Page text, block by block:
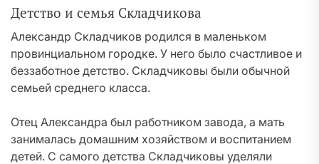
Детство и семья Складчикова
Александр Складчиков родился в маленьком
провинциальном городке. У него было счастливое и
беззаботное детство. Складчиковы были обычной
семьей среднего класса.
Отец Александра был работником завода, а мать
занималась домашним хозяйством и воспитанием
детей. С самого детства Складчиковы уделяли